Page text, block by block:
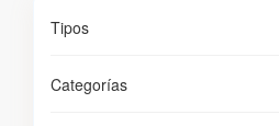
Tipos
Categorías